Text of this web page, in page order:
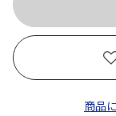
商品